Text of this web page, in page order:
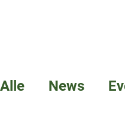
Alle News